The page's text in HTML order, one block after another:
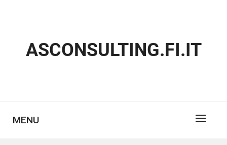
ASCONSULTING.FI.IT
MENU